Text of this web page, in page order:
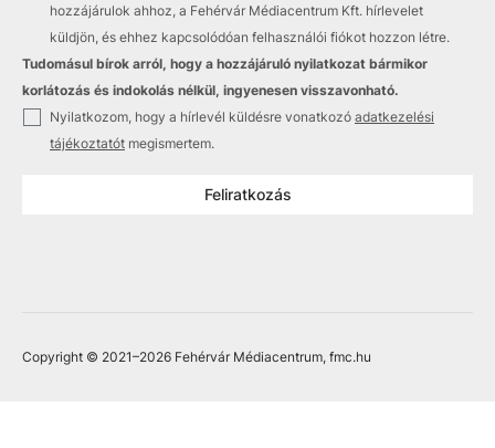
hozzájárulok ahhoz, a Fehérvár Médiacentrum Kft. hírlevelet
küldjön, és ehhez kapcsolódóan felhasználói fiókot hozzon létre.
Tudomásul bírok arról, hogy a hozzájáruló nyilatkozat bármikor
korlátozás és indokolás nélkül, ingyenesen visszavonható.
Nyilatkozom, hogy a hírlevél küldésre vonatkozó adatkezelési
tájékoztatót megismertem.
Feliratkozás
Copyright © 2021–2026 Fehérvár Médiacentrum, fmc.hu